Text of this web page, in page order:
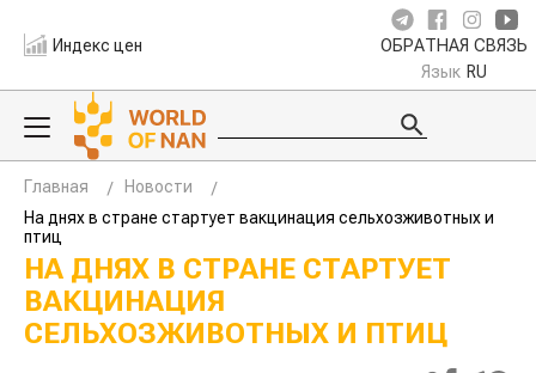
Индекс цен ОБРАТНАЯ СВЯЗЬ
Язык RU
Главная
Новости
На днях в стране стартует вакцинация сельхозживотных и
птиц
НА ДНЯХ В СТРАНЕ СТАРТУЕТ
ВАКЦИНАЦИЯ
СЕЛЬХОЗЖИВОТНЫХ И ПТИЦ